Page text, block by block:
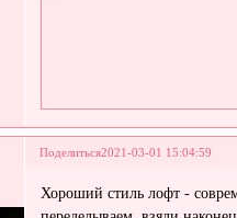
Поделиться2021-03-01 15:04:59
Хороший стиль лофт -